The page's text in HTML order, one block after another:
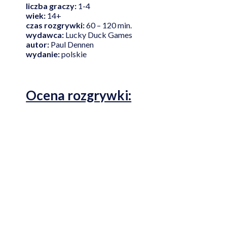
liczba graczy: 1-4
wiek: 14+
czas rozgrywki:60 – 120 min.
wydawca: Lucky Duck Games
autor: Paul Dennen
wydanie:polskie
Ocena rozgrywki: